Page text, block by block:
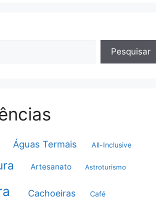
Pesquisar
Águas Termais All-Inclusive
Artesanato Astroturismo
Cachoeiras Café